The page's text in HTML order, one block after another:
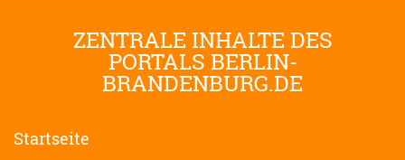
ZENTRALE INHALTE DES
PORTALS BERLIN-
BRANDENBURG.DE
Startseite